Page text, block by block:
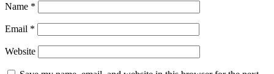
Name *
Email *
Website